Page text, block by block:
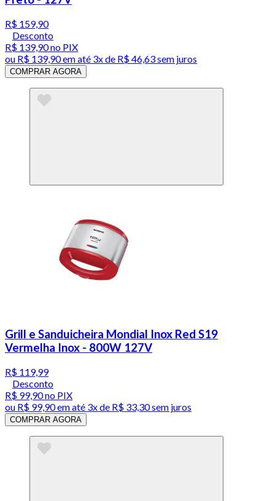
R$ 159,90
Desconto
R$ 139,90no PIX
ou R$ 139,90em até 3x de R$ 46,63 sem juros
COMPRAR AGORA
Grill e Sanduicheira Mondial Inox Red S19
Vermelha Inox - 800W 127V
R$ 119,99
Desconto
R$ 99,90no PIX
ou R$ 99,90em até 3x de R$ 33,30 sem juros
COMPRAR AGORA